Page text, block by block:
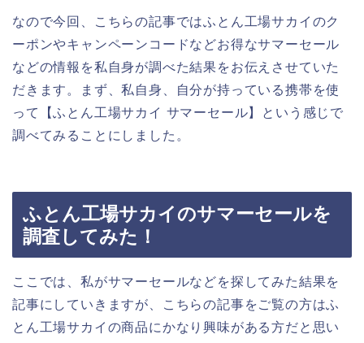
なので今回、こちらの記事ではふとん工場サカイのク
ーポンやキャンペーンコードなどお得なサマーセール
などの情報を私自身が調べた結果をお伝えさせていた
だきます。まず、私自身、自分が持っている携帯を使
って【ふとん工場サカイ サマーセール】という感じで
調べてみることにしました。
ふとん工場サカイのサマーセールを
調査してみた！
ここでは、私がサマーセールなどを探してみた結果を
記事にしていきますが、こちらの記事をご覧の方はふ
とん工場サカイの商品にかなり興味がある方だと思い